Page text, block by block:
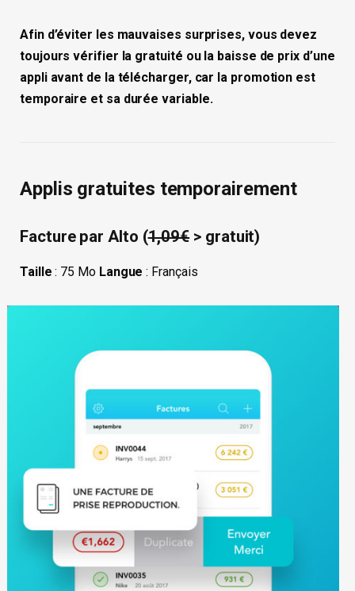
Afin d’éviter les mauvaises surprises, vous devez
toujours vérifier la gratuité ou la baisse de prix d’une
appli avant de la télécharger, car la promotion est
temporaire et sa durée variable.
Applis gratuites temporairement
Facture par Alto (1,09€> gratuit)
Taille : 75 Mo Langue : Français